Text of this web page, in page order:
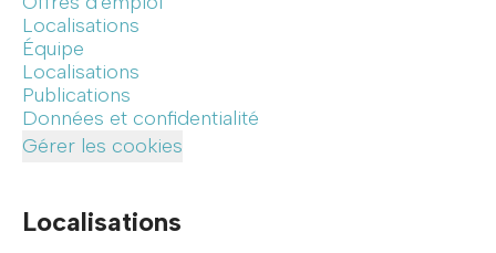
Localisations
Équipe
Localisations
Publications
Données et confidentialité
Gérer les cookies
Localisations